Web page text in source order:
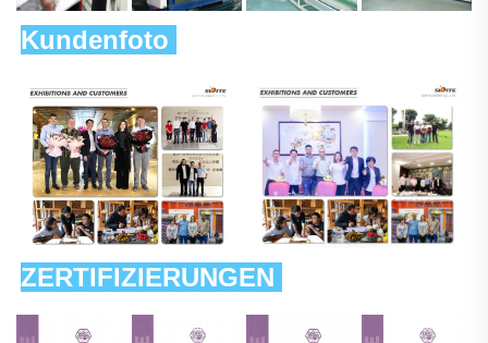
Kundenfoto
ZERTIFIZIERUNGEN